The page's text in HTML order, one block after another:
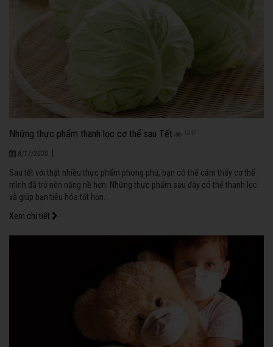
Những thực phẩm thanh lọc cơ thể sau Tết 1247
8/17/2020
Sau tết với thật nhiều thực phẩm phong phú, bạn có thể cảm thấy cơ thể
mình đã trở nên nặng nề hơn. Những thực phẩm sau đây có thể thanh lọc
và giúp bạn tiêu hóa tốt hơn.
Xem chi tiết